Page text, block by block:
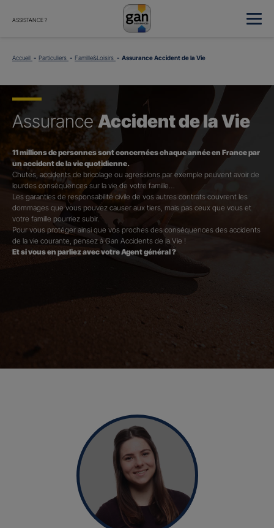
ASSISTANCE ?
Accueil Particuliers Famille&Loisirs Assurance Accident de la Vie
AssuranceAccident de la Vie
11 millions de personnes sont concernées chaque année en France par
un accident de la vie quotidienne.
Chutes, accidents de bricolage ou agressions par exemple peuvent avoir de
lourdes conséquences sur la vie de votre famille…
Les garanties de responsabilité civile de vos autres contrats couvrent les
dommages que vous pouvez causer aux tiers, mais pas ceux que vous et
votre famille pourriez subir.
Pour vous protéger ainsi que vos proches des conséquences des accidents
de la vie courante, pensez à Gan Accidents de la Vie !
Et si vous en parliez avec votre Agent général ?